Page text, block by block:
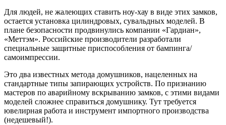
Для людей, не жалеющих ставить ноу-хау в виде этих замков,
остается установка цилиндровых, сувальдных моделей. В
плане безопасности продвинулись компании «Гардиан»,
«Меттэм». Российские производители разработали
специальные защитные приспособления от бампинга/
самоимпрессии.
Это два известных метода домушников, нацеленных на
стандартные типы запирающих устройств. По признанию
мастеров по аварийному вскрыванию замков, с этими видами
моделей сложнее справиться домушнику. Тут требуется
ювелирная работа и инструмент импортного производства
(недешевый!).